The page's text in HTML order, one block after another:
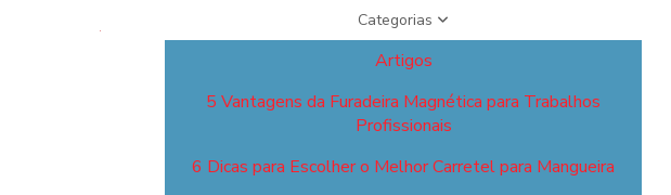
Categorias
Artigos
5 Vantagens da Furadeira Magnética para Trabalhos
Profissionais
6 Dicas para Escolher o Melhor Carretel para Mangueira